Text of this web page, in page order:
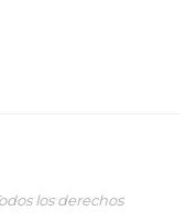
los derechos